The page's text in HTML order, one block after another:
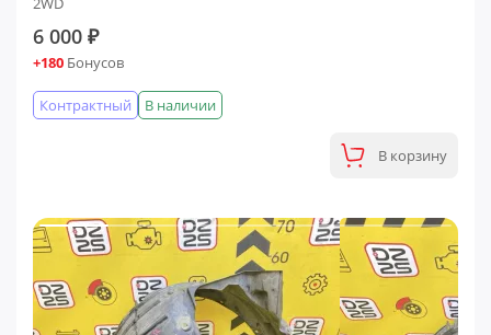
6 000 ₽
+180 Бонусов
В наличии
Контрактный
В корзину